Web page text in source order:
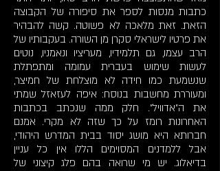
כתבות מנסות לספר את סיפורה של הקבוצה
הזאת. זאת מלאכה לא פשוטה. קשה להבהיר
את פרטיו לישראלי סקרן מן השורה. בעקבותיו של
הרב עצמו, גם תלמידיו, מעריציו ונאמניו, נוטים
לעשות שימוש בעברית עמומה ומתפתלת
שנשמעת כמו חידה לא מוצלחת של חמיצר,
ומעוררת מחשבות בנוסח: איפה לעזאזל שמתי
את ה"אדוויל". חלק ממה שנכתב בכתבות
האחרונות רומז על כך שזה לא מקרי. אמנם
חברותא היא מושג יסוד בבית המדרש היהודי,
אבל ללמדנים המסוימים הללו אין כל עניין
בדיאלוג. יש מי שרואה בהם פלג קיצוני של